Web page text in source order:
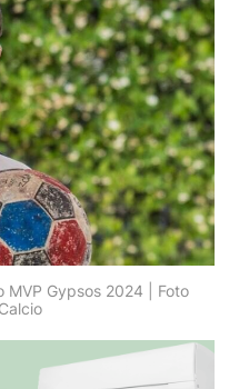
MVP Gypsos 2024 | Foto